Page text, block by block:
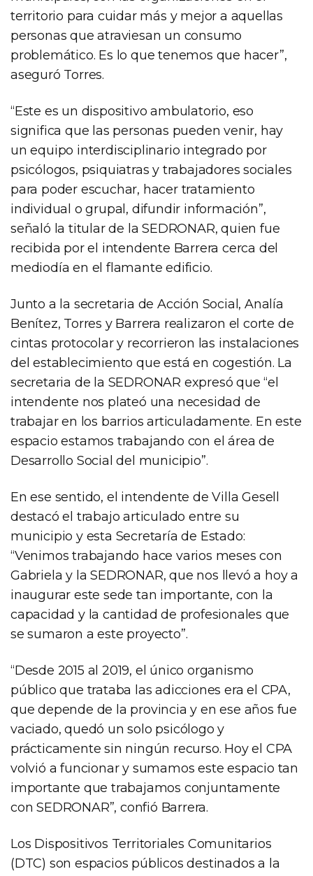
territorio para cuidar más y mejor a aquellas
personas que atraviesan un consumo
problemático. Es lo que tenemos que hacer”,
aseguró Torres.
“Este es un dispositivo ambulatorio, eso
significa que las personas pueden venir, hay
un equipo interdisciplinario integrado por
psicólogos, psiquiatras y trabajadores sociales
para poder escuchar, hacer tratamiento
individual o grupal, difundir información”,
señaló la titular de la SEDRONAR, quien fue
recibida por el intendente Barrera cerca del
mediodía en el flamante edificio.
Junto a la secretaria de Acción Social, Analía
Benítez, Torres y Barrera realizaron el corte de
cintas protocolar y recorrieron las instalaciones
del establecimiento que está en cogestión. La
secretaria de la SEDRONAR expresó que “el
intendente nos plateó una necesidad de
trabajar en los barrios articuladamente. En este
espacio estamos trabajando con el área de
Desarrollo Social del municipio”.
En ese sentido, el intendente de Villa Gesell
destacó el trabajo articulado entre su
municipio y esta Secretaría de Estado:
“Venimos trabajando hace varios meses con
Gabriela y la SEDRONAR, que nos llevó a hoy a
inaugurar este sede tan importante, con la
capacidad y la cantidad de profesionales que
se sumaron a este proyecto”.
“Desde 2015 al 2019, el único organismo
público que trataba las adicciones era el CPA,
que depende de la provincia y en ese años fue
vaciado, quedó un solo psicólogo y
prácticamente sin ningún recurso. Hoy el CPA
volvió a funcionar y sumamos este espacio tan
importante que trabajamos conjuntamente
con SEDRONAR”, confió Barrera.
Los Dispositivos Territoriales Comunitarios
(DTC) son espacios públicos destinados a la